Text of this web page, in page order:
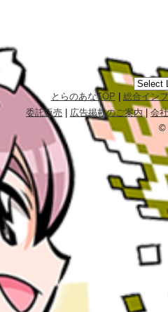
とらのあなTOP
総合イン
委託販売
広告掲載のご案内|会
©